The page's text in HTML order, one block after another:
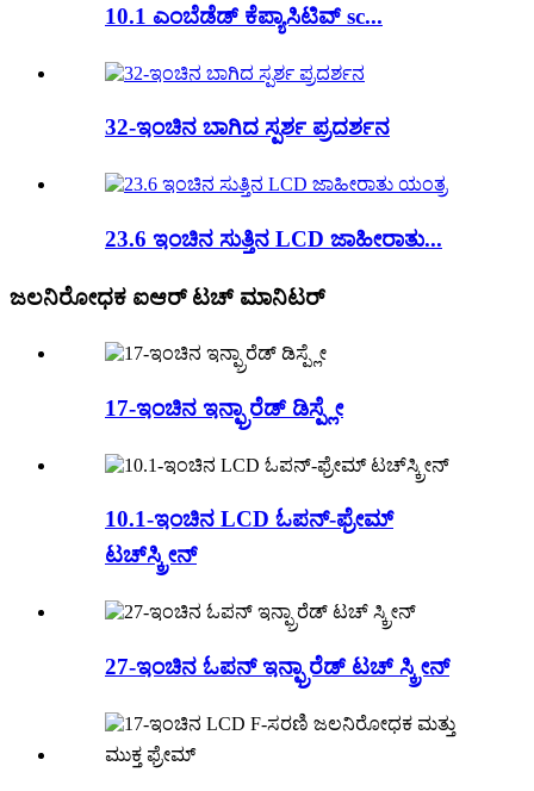
10.1 ಎಂಬೆಡೆಡ್ ಕೆಪ್ಯಾಸಿಟಿವ್ sc...
32-ಇಂಚಿನ ಬಾಗಿದ ಸ್ಪರ್ಶ ಪ್ರದರ್ಶನ
23.6 ಇಂಚಿನ ಸುತ್ತಿನ LCD ಜಾಹೀರಾತು...
ಜಲನಿರೋಧಕ ಐಆರ್ ಟಚ್ ಮಾನಿಟರ್
17-ಇಂಚಿನ ಇನ್ಫ್ರಾರೆಡ್ ಡಿಸ್ಪ್ಲೇ
10.1-ಇಂಚಿನ LCD ಓಪನ್-ಫ್ರೇಮ್
ಟಚ್‌ಸ್ಕ್ರೀನ್
27-ಇಂಚಿನ ಓಪನ್ ಇನ್ಫ್ರಾರೆಡ್ ಟಚ್ ಸ್ಕ್ರೀನ್